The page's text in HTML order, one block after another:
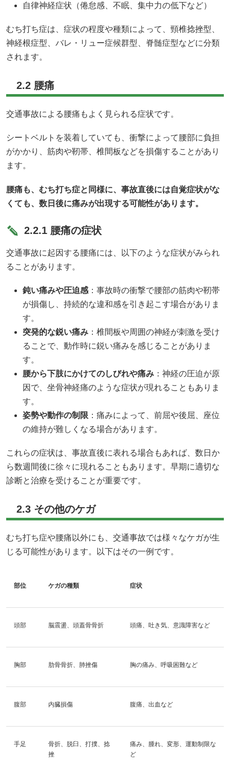
自律神経症状（倦怠感、不眠、集中力の低下など）
むち打ち症は、症状の程度や種類によって、頸椎捻挫型、
神経根症型、バレ・リュー症候群型、脊髄症型などに分類
されます。
2.2 腰痛
交通事故による腰痛もよく見られる症状です。
シートベルトを装着していても、衝撃によって腰部に負担
がかかり、筋肉や靭帯、椎間板などを損傷することがあり
ます。
腰痛も、むち打ち症と同様に、事故直後には自覚症状がな
くても、数日後に痛みが出現する可能性があります。
2.2.1 腰痛の症状
交通事故に起因する腰痛には、以下のような症状がみられ
ることがあります。
鈍い痛みや圧迫感 ：事故時の衝撃で腰部の筋肉や靭帯
が損傷し、持続的な違和感を引き起こす場合がありま
す。
突発的な鋭い痛み ：椎間板や周囲の神経が刺激を受け
ることで、動作時に鋭い痛みを感じることがありま
す。
腰から下肢にかけてのしびれや痛み ：神経の圧迫が原
因で、坐骨神経痛のような症状が現れることもありま
す。
姿勢や動作の制限 ：痛みによって、前屈や後屈、座位
の維持が難しくなる場合があります。
これらの症状は、事故直後に表れる場合もあれば、数日か
ら数週間後に徐々に現れることもあります。早期に適切な
診断と治療を受けることが重要です。
2.3 その他のケガ
むち打ち症や腰痛以外にも、交通事故では様々なケガが生
じる可能性があります。以下はその一例です。
部位 ケガの種類 症状
頭部 脳震盪、頭蓋骨骨折 頭痛、吐き気、意識障害など
胸部 肋骨骨折、肺挫傷 胸の痛み、呼吸困難など
腹部 内臓損傷 腹痛、出血など
手足
骨折、脱臼、打撲、捻
挫
痛み、腫れ、変形、運動制限な
ど